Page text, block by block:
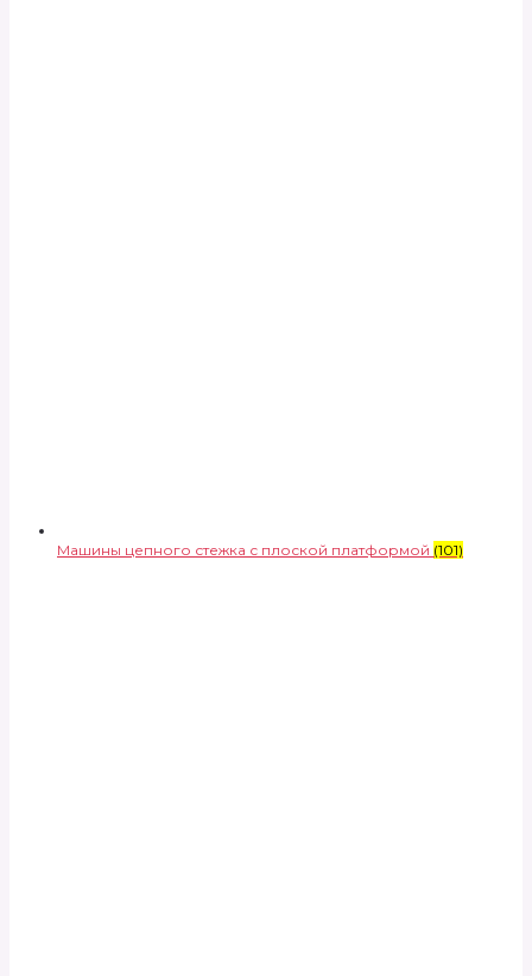
Машины цепного стежка с плоской платформой (101)